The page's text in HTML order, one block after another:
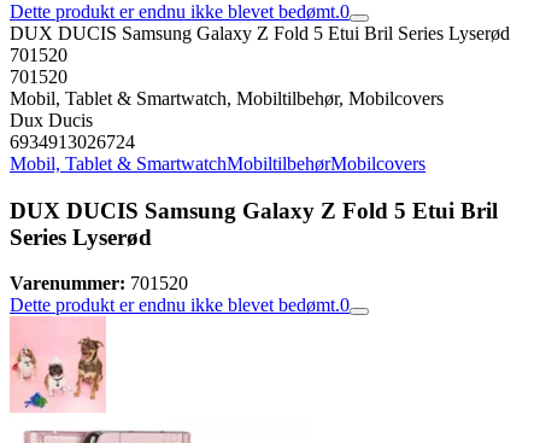
Dette produkt er endnu ikke blevet bedømt.0
DUX DUCIS Samsung Galaxy Z Fold 5 Etui Bril Series Lyserød
701520
701520
Mobil, Tablet & Smartwatch, Mobiltilbehør, Mobilcovers
Dux Ducis
6934913026724
Mobil, Tablet & SmartwatchMobiltilbehørMobilcovers
DUX DUCIS Samsung Galaxy Z Fold 5 Etui Bril
Series Lyserød
Varenummer: 701520
Dette produkt er endnu ikke blevet bedømt.0